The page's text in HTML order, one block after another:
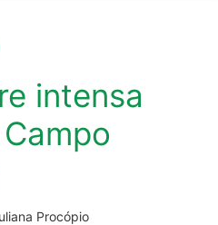
intensa
Procópio